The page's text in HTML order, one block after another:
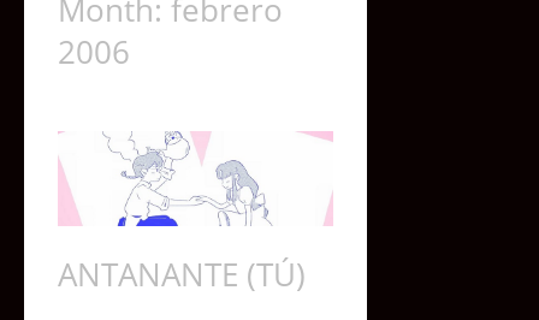
Month: febrero
2006
ANTANANTE (TÚ)